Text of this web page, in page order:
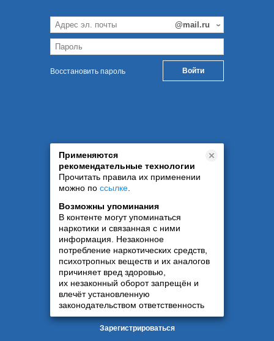
Восстановить пароль
Применяются
рекомендательные технологии
Прочитать правила их применении
можно по ссылке
Возможны упоминания
В контенте могут упоминаться
наркотики и связанная с ними
информация. Незаконное
потребление наркотических средств,
психотропных веществ и их аналогов
причиняет вред здоровью,
их незаконный оборот запрещён и
влечёт установленную
законодательством ответственность
Зарегистрироваться